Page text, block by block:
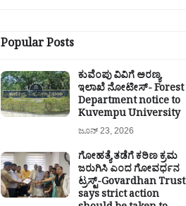
Popular Posts
ಕುವೆಂಪು ವಿವಿಗೆ ಅರಣ್ಯ
ಇಲಾಖೆ ನೋಟೀಸ್- Forest
Department notice to
Kuvempu University
ಜೂನ್ 23, 2026
ಗೋಹತ್ಯೆ ತಡೆಗೆ ಕಠಿಣ ಕ್ರಮ
ಜರುಗಿಸಿ ಎಂದ ಗೋವರ್ಧನ
ಟ್ರಸ್ಟ್-Govardhan Trust
says strict action